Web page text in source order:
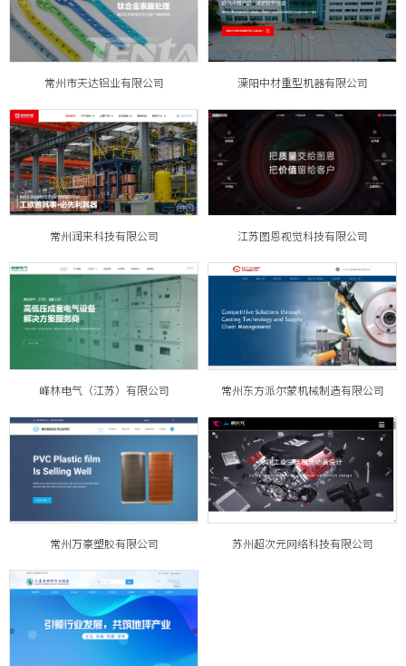
常州市天达铝业有限公司 溧阳中材重型机器有限公司
常州润来科技有限公司 江苏图恩视觉科技有限公司
峰林电气（江苏）有限公司 常州东方派尔蒙机械制造有限公司
常州万豪塑胶有限公司 苏州超次元网络科技有限公司